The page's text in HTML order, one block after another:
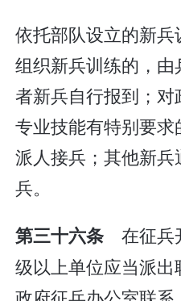
依托部队设立的新
组织新兵训练的，
者新兵自行报到；
专业技能有特别要
派人接兵；其他新
兵。
第三十六条 在征兵
级以上单位应当派